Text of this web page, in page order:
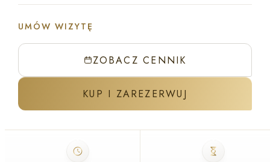
ZABIEG W GABINECIE J'ADORE
UMÓW WIZYTĘ
ZOBACZ CENNIK
KUP I ZAREZERWUJ